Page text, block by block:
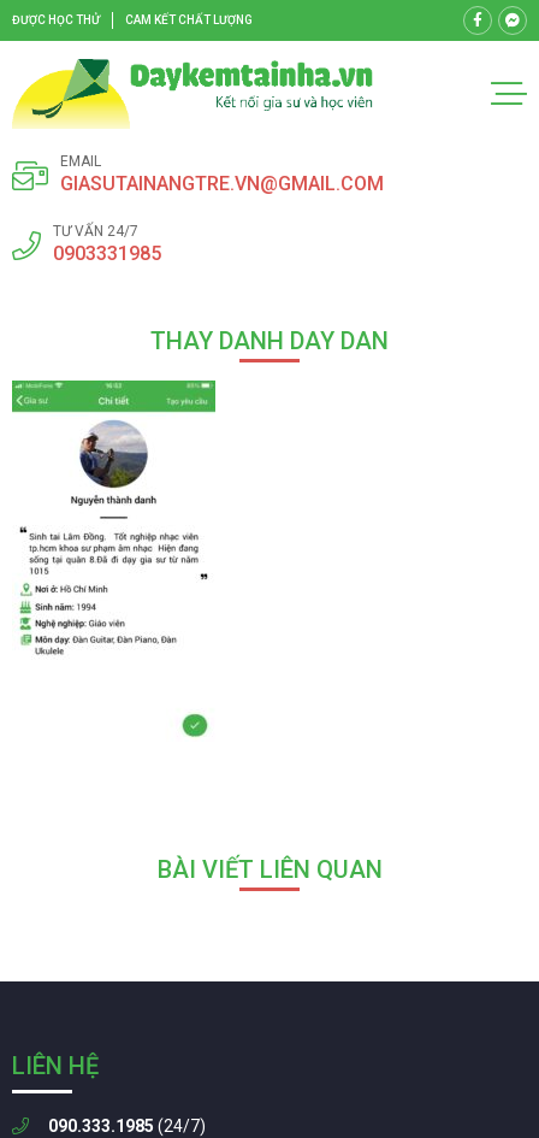
ĐƯỢC HỌC THỬ CAM KẾT CHẤT LƯỢNG
EMAIL
GIASUTAINANGTRE.VN@GMAIL.COM
TƯ VẤN 24/7
0903331985
THAY DANH DAY DAN
BÀI VIẾT LIÊN QUAN
LIÊN HỆ
090.333.1985 (24/7)